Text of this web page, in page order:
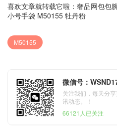
喜欢文章就转载它啦： 奢品网包包
小号手袋 M50155 牡丹粉
M50155
微信号：
关注我们，每天分
讯动态。！
66121人已关注